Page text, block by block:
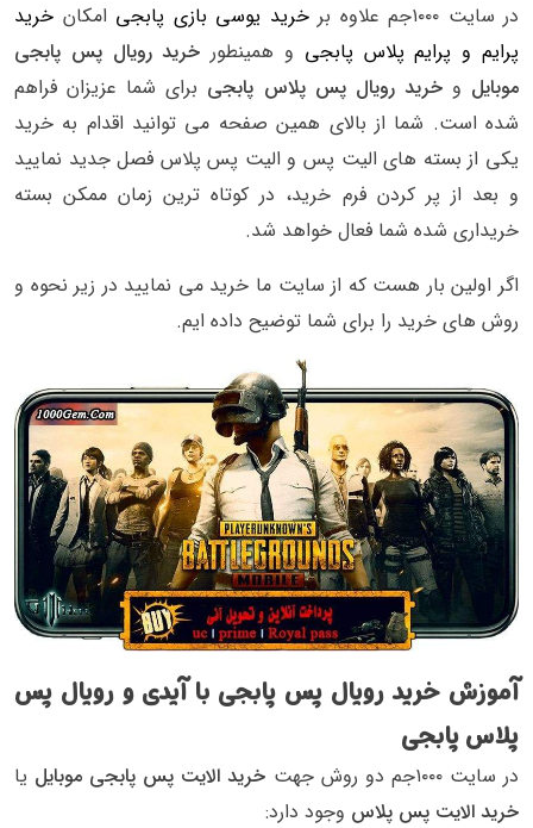
در سایت ۱۰۰۰جم علاوه بر خرید یوسی بازی پابجی امکان خرید
پرایم و پرایم پلاس پابجی و همینطور خرید رویال پس پابجی
موبایل وخرید رویال پس پلاس پابجی برای شما عزیزان فراهم
شده است. شما از بالای همین صفحه می توانید اقدام به خرید
یکی از بسته های الیت پس و الیت پس پلاس فصل جدید نمایید
و بعد از پر کردن فرم خرید، در کوتاه ترین زمان ممکن بسته
خریداری شده شما فعال خواهد شد.
اگر اولین بار هست که از سایت ما خرید می نمایید در زیر نحوه و
روش های خرید را برای شما توضیح داده ایم.
آموزش خرید رویال پس پابجی با آیدی و رویال پس
پلاس پابجی
در سایت ۱۰۰۰جم دو روش جهت خرید الایت پس پابجی موبایل یا
خرید الایت پس پلاس وجود دارد: